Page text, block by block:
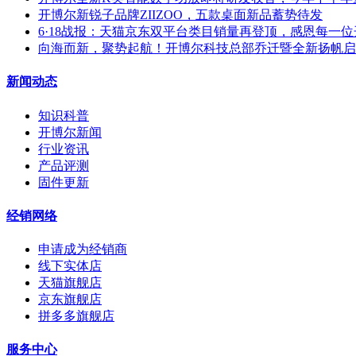
开博尔新锐子品牌ZIIZOO，五款桌面新品蓄势待发
6·18战报：天猫京东双平台类目销量再登顶，感恩每一
向海而新，聚势起航！开博尔科技总部乔迁暨全新扬帆
新闻动态
知识科普
开博尔新闻
行业资讯
产品评测
固件更新
经销网络
申请成为经销商
线下实体店
天猫旗舰店
京东旗舰店
拼多多旗舰店
服务中心